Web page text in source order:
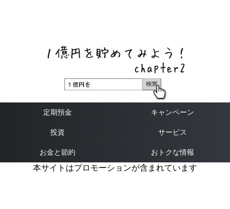
定期預金 キャンペーン
投資 サービス
お金と節約 おトクな情報
本サイトはプロモーションが含まれています